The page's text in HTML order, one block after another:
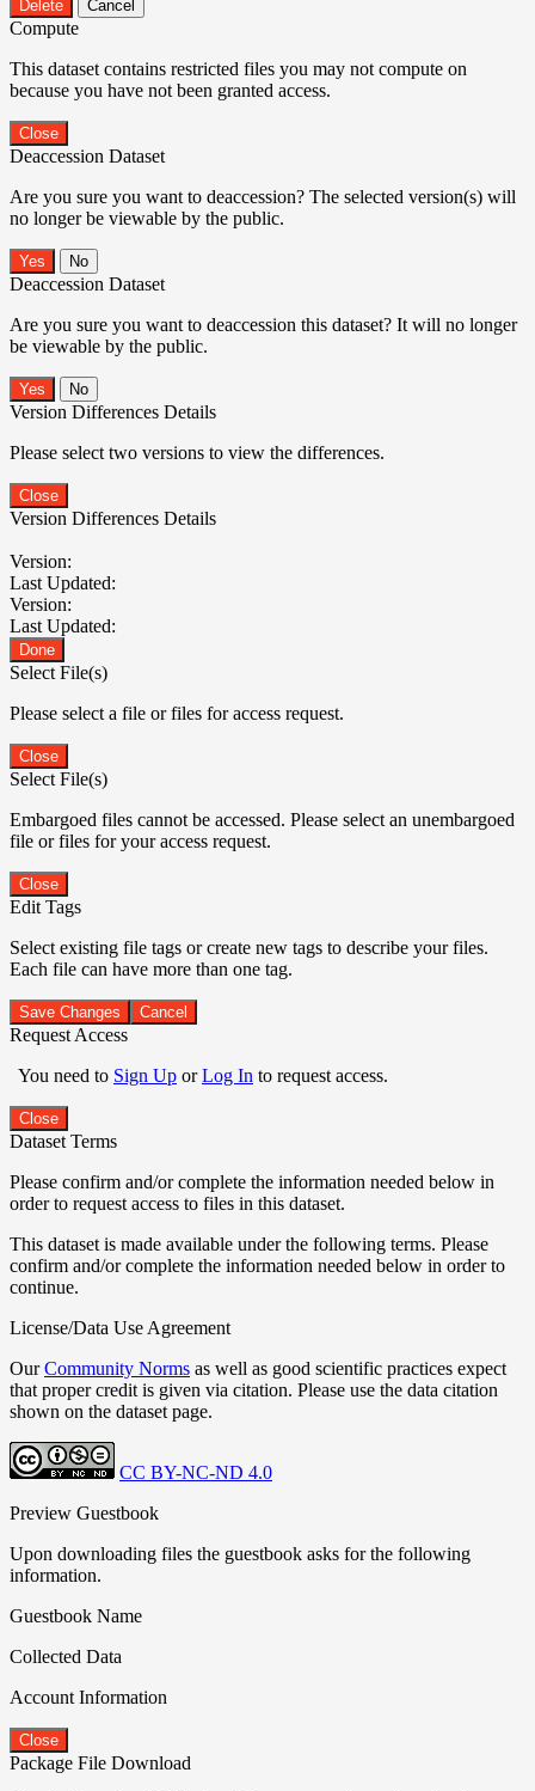
Delete Cancel
Compute
This dataset contains restricted files you may not compute on
because you have not been granted access.
Close
Deaccession Dataset
Are you sure you want to deaccession? The selected version(s) will
no longer be viewable by the public.
No
Deaccession Dataset
Are you sure you want to deaccession this dataset? It will no longer
be viewable by the public.
No
Version Differences Details
Please select two versions to view the differences.
Close
Version Differences Details
Version:
Last Updated:
Version:
Last Updated:
Done
Select File(s)
Please select a file or files for access request.
Close
Select File(s)
Embargoed files cannot be accessed. Please select an unembargoed
file or files for your access request.
Close
Edit Tags
Select existing file tags or create new tags to describe your files.
Each file can have more than one tag.
Save Changes Cancel
Request Access
You need to Sign Up orLog In to request access.
Close
Dataset Terms
Please confirm and/or complete the information needed below in
order to request access to files in this dataset.
This dataset is made available under the following terms. Please
confirm and/or complete the information needed below in order to
continue.
License/Data Use Agreement
OurCommunity Norms as well as good scientific practices expect
that proper credit is given via citation. Please use the data citation
shown on the dataset page.
CC BY-NC-ND 4.0
Preview Guestbook
Upon downloading files the guestbook asks for the following
information.
Guestbook Name
Collected Data
Account Information
Close
Package File Download